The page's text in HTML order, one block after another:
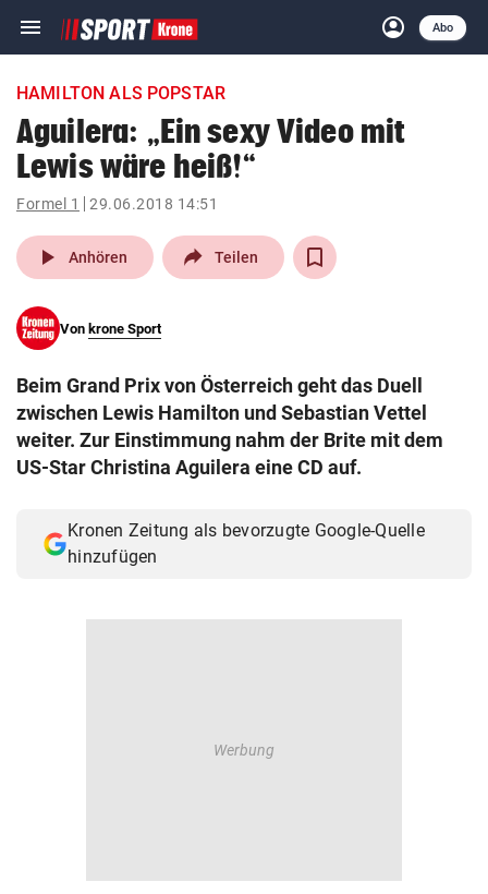
menu Navigation
ein-/ausklappen
account_circle
Anmelden
Abo
close Schließen
account_circle Anmelden
pin_drop
Wien arrow_right
search
eingeben
Muthgasse 2, 1190 Wien
HAMILTON ALS POPSTAR
Aguilera: „Ein sexy Video mit
Lewis wäre heiß!“
Formel 1 29.06.2018 14:51
play_arrow Anhören Teilen
Von krone Sport
Beim Grand Prix von Österreich geht das Duell
zwischen Lewis Hamilton und Sebastian Vettel
weiter. Zur Einstimmung nahm der Brite mit dem
US-Star Christina Aguilera eine CD auf.
Kronen Zeitung als bevorzugte Google-Quelle
hinzufügen